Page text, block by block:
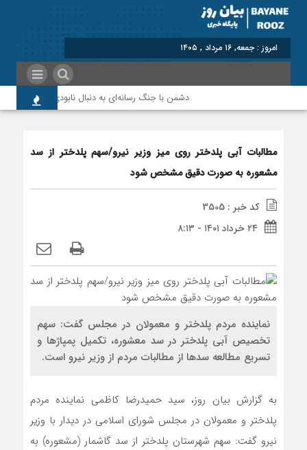
برابر با : Friday - 7 August - 2026
دشمن با جنگ رسانه‌ای به دنبال نابودی امید و اعتماد
مطالبات آبی پلدختر روی میز وزیر نیرو/سهم پلدختر از سد
مشعوره به صورت دقیق مشخص شود
کد خبر : 3505
۲۴ خرداد ۱۴۰۱ - ۸:۱۳
نماینده مردم پلدختر و معمولان در مجلس گفت: سهم
تخصیص آبی پلدختر در سد معشوره، تکمیل پمپاژها و
تسریع مطالعه سدها از مطالبات مردم از وزیر نیرو است.
به گزارش بیان روز، سید حمیدرضا کاظمی نماینده مردم
پلدختر و معمولان در مجلس شورای اسلامی در دیدار با وزیر
نیرو گفت: سهم شهرستان پلدختر از سد گاشمار (مشعوره) به